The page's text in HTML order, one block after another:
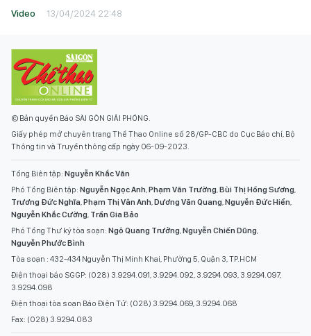
Video 13/04/2024 22:48
© Bản quyền Báo SÀI GÒN GIẢI PHÓNG.
Giấy phép mở chuyên trang Thể Thao Online số 28/GP-CBC do Cục Báo chí, Bộ
Thông tin và Truyền thông cấp ngày 06-09-2023.
Tổng Biên tập: Nguyễn Khắc Văn
Phó Tổng Biên tập: Nguyễn Ngọc Anh,Phạm Văn Trường,Bùi Thị Hồng Sương,
Trương Đức Nghĩa,Phạm Thị Vân Anh,Dương Văn Quang,Nguyễn Đức Hiển,
Nguyễn Khắc Cường, Trần Gia Bảo
Phó Tổng Thư ký tòa soạn: Ngô Quang Trưởng,Nguyễn Chiến Dũng,
Nguyễn Phước Bình
Tòa soạn : 432-434 Nguyễn Thị Minh Khai, Phường 5, Quận 3, TP.HCM
Điện thoại báo SGGP: (028) 3.9294.091, 3.9294.092, 3.9294.093, 3.9294.097,
3.9294.098
Điện thoại tòa soạn Báo Điện Tử: (028) 3.9294.069, 3.9294.068
Fax: (028) 3.9294.083